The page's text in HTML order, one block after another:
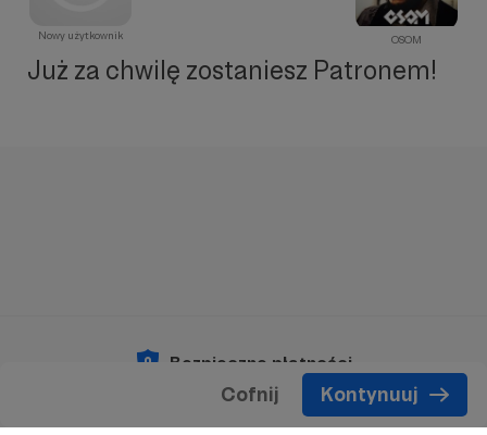
Cofnij Kontynuuj
Nowy użytkownik OSOM
Już za chwilę zostaniesz Patronem!
Bezpieczne płatności